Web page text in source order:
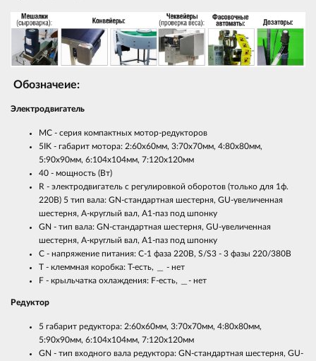
Обозначеие:
Электродвигатель
MC - серия компактных мотор-редукторов
5IK - габарит мотора: 2:60х60мм, 3:70х70мм, 4:80х80мм,
5:90х90мм, 6:104x104мм, 7:120x120мм
40 - мощность (Вт)
R - электродвигатель с регулировкой оборотов (только для 1ф.
220B) 5 тип вала: GN-стандартная шестерня, GU-увеличенная
шестерня, А-круглый вал, А1-паз под шпонку
GN - тип вала: GN-стандартная шестерня, GU-увеличенная
шестерня, А-круглый вал, А1-паз под шпонку
C - напряжение питания: С-1 фаза 220B, S/S3 - 3 фазы 220/380B
T - клеммная коробка: Т-есть, ＿ - нет
F - крыльчатка охлаждения: F-есть, ＿- нет
Редуктор
5 габарит редуктора: 2:60х60мм, 3:70х70мм, 4:80x80мм,
5:90х90мм, 6:104х104мм, 7:120х120мм
GN - тип входного вала редуктора: GN-стандартная шестерня, GU-